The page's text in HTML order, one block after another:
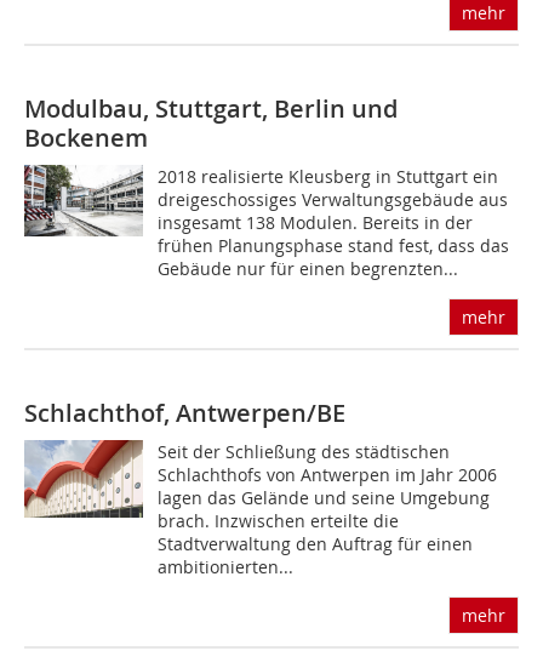
mehr
Modulbau, Stuttgart, Berlin und
Bockenem
2018 realisierte Kleusberg in Stuttgart ein
dreigeschossiges Verwaltungsgebäude aus
insgesamt 138 Modulen. Bereits in der
frühen Planungsphase stand fest, dass das
Gebäude nur für einen begrenzten...
mehr
Schlachthof, Antwerpen/BE
Seit der Schließung des städtischen
Schlachthofs von Antwerpen im Jahr 2006
lagen das Gelände und seine Umgebung
brach. Inzwischen erteilte die
Stadtverwaltung den Auftrag für einen
ambitionierten...
mehr